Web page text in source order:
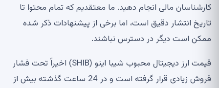
کارشناسان مالی انجام دهید. ما معتقدیم که تمام محتوا تا
تاریخ انتشار دقیق است، اما برخی از پیشنهادات ذکر شده
ممکن است دیگر در دسترس نباشند.
قیمت ارز دیجیتال محبوب شیبا اینو (SHIB) اخیراً تحت فشار
فروش زیادی قرار گرفته است و در 24 ساعت گذشته بیش از